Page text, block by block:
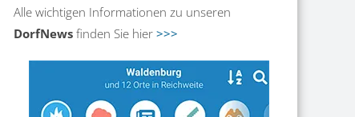
Alle wichtigen Informationen zu unseren
DorfNewsfinden Sie hier >>>